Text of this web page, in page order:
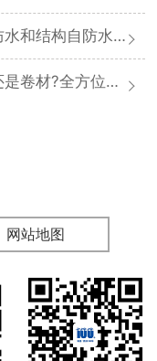
结构自防水差在哪
?全方位对比分析
网站地图